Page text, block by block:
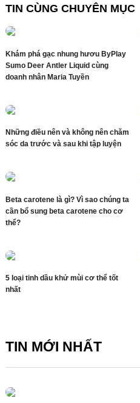
TIN CÙNG CHUYÊN MỤC
Khám phá gạc nhung hươu ByPlay
Sumo Deer Antler Liquid cùng
doanh nhân Maria Tuyền
Những điều nên và không nên chăm
sóc da trước và sau khi tập luyện
Beta carotene là gì? Vì sao chúng ta
cần bổ sung beta carotene cho cơ
thể?
5 loại tinh dầu khử mùi cơ thể tốt
nhất
TIN MỚI NHẤT